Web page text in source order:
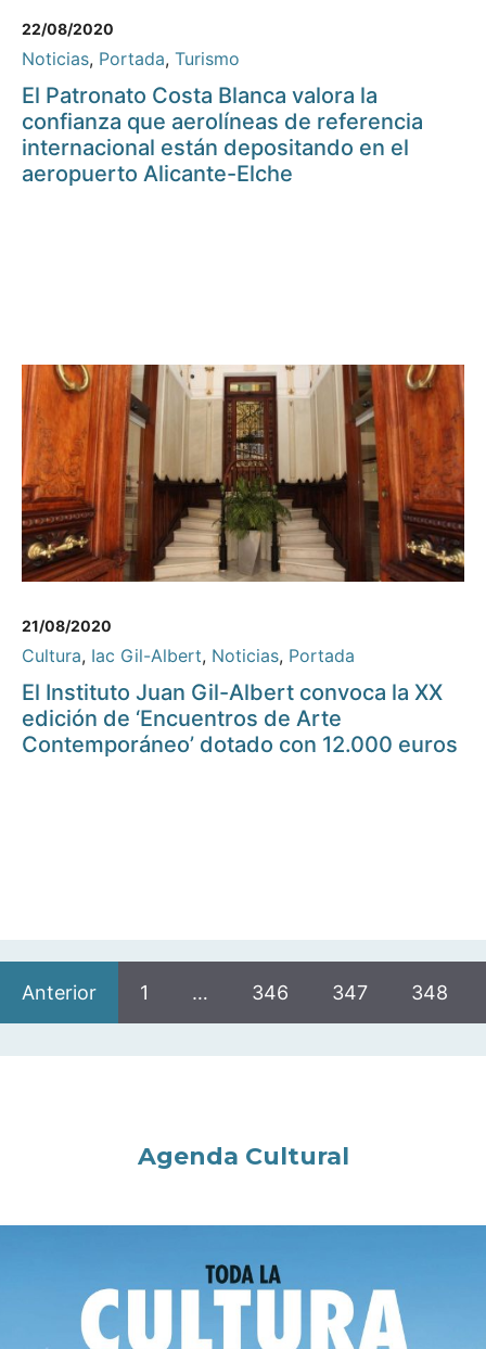
22/08/2020
Noticias, Portada, Turismo
El Patronato Costa Blanca valora la
confianza que aerolíneas de referencia
internacional están depositando en el
aeropuerto Alicante-Elche
21/08/2020
Cultura, Iac Gil-Albert, Noticias, Portada
El Instituto Juan Gil-Albert convoca la XX
edición de ‘Encuentros de Arte
Contemporáneo’ dotado con 12.000 euros
Anterior 1 … 346 347 348
Agenda Cultural